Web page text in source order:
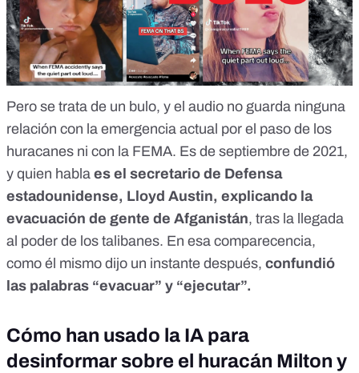
Pero se trata de un bulo, y el audio no guarda ninguna
relación con la emergencia actual por el paso de los
huracanes ni con la FEMA. Es de septiembre de 2021,
y quien habla es el secretario de Defensa
estadounidense, Lloyd Austin, explicando la
evacuación de gente de Afganistán, tras la llegada
al poder de los talibanes. En esa comparecencia,
como él mismo dijo un instante después, confundió
las palabras “evacuar” y “ejecutar”.
Cómo han usado la IA para
desinformar sobre el huracán Milton y